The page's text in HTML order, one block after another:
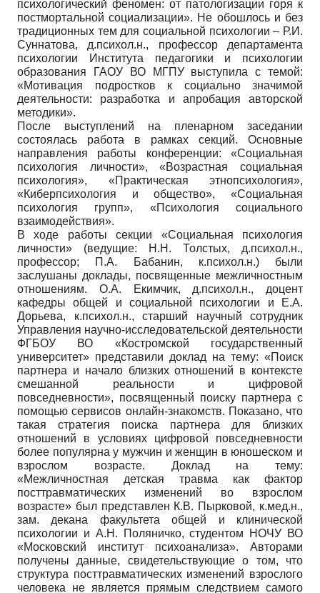
психологический феномен: от патологизации горя к
постмортальной социализации». Не обошлось и без
традиционных тем для социальной психологии – Р.И.
Суннатова, д.психол.н., профессор департамента
психологии Института педагогики и психологии
образования ГАОУ ВО МГПУ выступила с темой:
«Мотивация подростков к социально значимой
деятельности: разработка и апробация авторской
методики».
После выступлений на пленарном заседании
состоялась работа в рамках секций. Основные
направления работы конференции: «Социальная
психология личности», «Возрастная социальная
психология», «Практическая этнопсихология»,
«Киберпсихология и общество», «Социальная
психология групп», «Психология социального
взаимодействия».
В ходе работы секции «Социальная психология
личности» (ведущие: Н.Н. Толстых, д.психол.н.,
профессор; П.А. Бабанин, к.психол.н.) были
заслушаны доклады, посвященные межличностным
отношениям. О.А. Екимчик, д.психол.н., доцент
кафедры общей и социальной психологии и Е.А.
Дорьева, к.психол.н., старший научный сотрудник
Управления научно-исследовательской деятельности
ФГБОУ ВО «Костромской государственный
университет» представили доклад на тему: «Поиск
партнера и начало близких отношений в контексте
смешанной реальности и цифровой
повседневности», посвященный поиску партнера с
помощью сервисов онлайн-знакомств. Показано, что
такая стратегия поиска партнера для близких
отношений в условиях цифровой повседневности
более популярна у мужчин и женщин в юношеском и
взрослом возрасте. Доклад на тему:
«Межличностная детская травма как фактор
посттравматических изменений во взрослом
возрасте» был представлен К.В. Пырковой, к.мед.н.,
зам. декана факультета общей и клинической
психологии и А.Н. Поляничко, студентом НОЧУ ВО
«Московский институт психоанализа». Авторами
получены данные, свидетельствующие о том, что
структура посттравматических изменений взрослого
человека не является прямым следствием самого